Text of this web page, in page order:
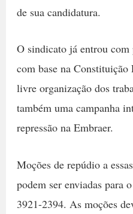
de sua candidatura.
O sindicato já entrou com
com base na
livre organização dos
também uma campanha
repressão na Embraer.
Moções de repúdio a
podem ser enviadas para
3921-2394. As moções